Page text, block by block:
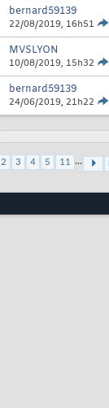
bernard59139
22/08/2019, 16h51
MVSLYON
10/08/2019, 15h32
bernard59139
24/06/2019, 21h22
2 3 4 5 11 ...